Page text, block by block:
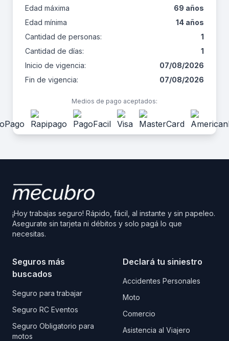
Edad máxima
69 años
Edad mínima
14 años
Cantidad de personas:
1
Cantidad de días:
1
Inicio de vigencia:
07/08/2026
Fin de vigencia:
07/08/2026
Medios de pago aceptados:
¡Hoy trabajas seguro! Rápido, fácil, al instante y sin papeleo.
Asegurate sin tarjeta ni débitos y solo pagá lo que
necesitas.
Seguros más
buscados
Seguro para trabajar
Seguro RC Eventos
Seguro Obligatorio para
motos
Declará tu siniestro
Accidentes Personales
Moto
Comercio
Asistencia al Viajero